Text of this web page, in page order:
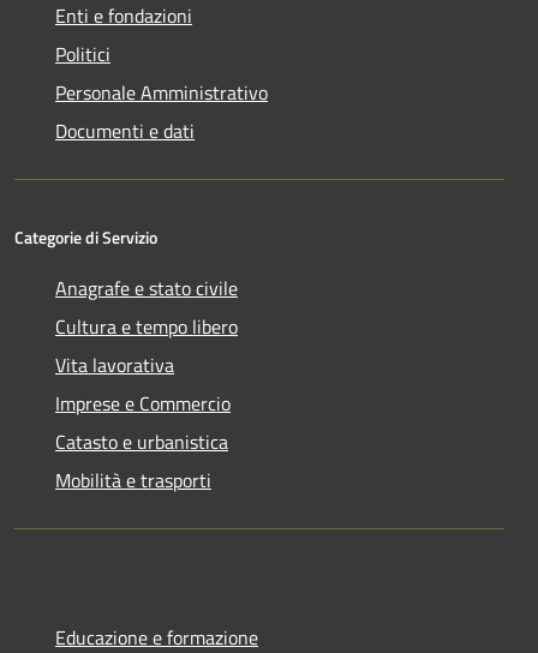
Enti e fondazioni
Politici
Personale Amministrativo
Documenti e dati
Categorie di Servizio
Anagrafe e stato civile
Cultura e tempo libero
Vita lavorativa
Imprese e Commercio
Catasto e urbanistica
Mobilità e trasporti
Educazione e formazione